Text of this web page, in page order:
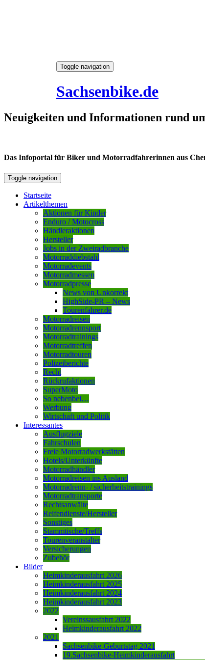
Toggle navigation
Sachsenbike.de
Neuigkeiten und Informationen rund
Das Infoportal für Biker und Motorradfahrerinnen aus
Toggle navigation
Startseite
Artikelthemen
Aktionen für Kinder
Enduro / Motocross
Händleraktionen
Hersteller
Jobs in der Zweiradbranche
Motorraddiebstahl
Motorradevents
Motorradmessen
Motorradpresse
News von Unkorrekt
HighSide-PR – News
Tourenfahrer.de
Motorradreisen
Motorradrennsport
Motorradtrainings
Motorradtreffen
Motorradtouren
Polizeiberichte
Recht
Rückrufaktionen
SuperMoto
So nebenbei…
Werbung
Wirtschaft und Politik
Interessantes
Ausflugziele
Fahrschulen
Freie Motorradwerkstätten
Hotels/Unterkünfte
Motorradhändler
Motorradreisen ins Ausland
Motorradrenn- / sicherheitstrainings
Motorradtransporte
Rechtsanwälte
Reifendienste/Hersteller
Sonstiges
Stammtische/Treffs
Tourenveranstalter
Versicherungen
Zubehör
Bilder
Heimkinderausfahrt 2026
Heimkinderausfahrt 2025
Heimkinderausfahrt 2024
Heimkinderausfahrt 2023
2022
Vereinssausfahrt 2022
Heimkinderausfahrt 2022
2021
Sachsenbike-Geburtstag 2021
19.Sachsenbike-Heimkinderausfahrt